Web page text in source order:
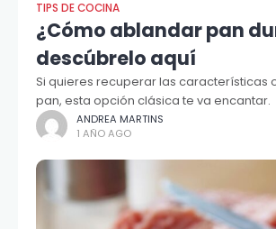
TIPS DE COCINA
¿Cómo ablandar pan
descúbrelo aquí
Si quieres recuperar las características
pan, esta opción clásica te va encantar.
ANDREA MARTINS
1 AÑO AGO